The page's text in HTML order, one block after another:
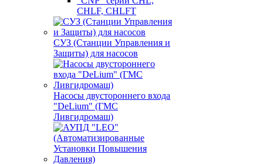
CHLF, CHLFT
СУЗ (Станции Управления и
Защиты) для насосов
Насосы двустороннего входа
"DeLium" (ГМС
Ливгидромаш)